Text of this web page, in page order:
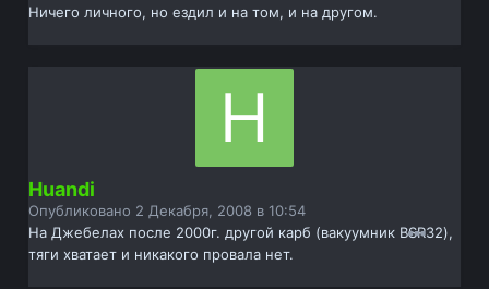
Ничего личного, но ездил и на том, и на другом.
Huandi
Опубликовано 2 Декабря, 2008 в 10:54
На Джебелах после 2000г. другой карб (вакуумник BSR32),
тяги хватает и никакого провала нет.